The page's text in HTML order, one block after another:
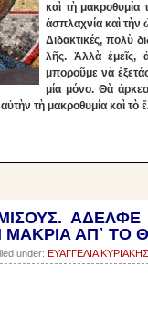
καὶ τὴ
ἀσπλαχνία καὶ
Διδακτι­κές, πολὺ
λῆς. Ἀλλὰ ἐμεῖς,
μποροῦμε νὰ
μία μόνο. Θὰ
τὴ μακροθυμία καὶ τὸ
ΜΑΚΡΙΑ ΑΠ᾽ ΤΟ
under: ΕΥΑΓΓΕΛΙΑ ΚΥΡΙΑΚΗΣ